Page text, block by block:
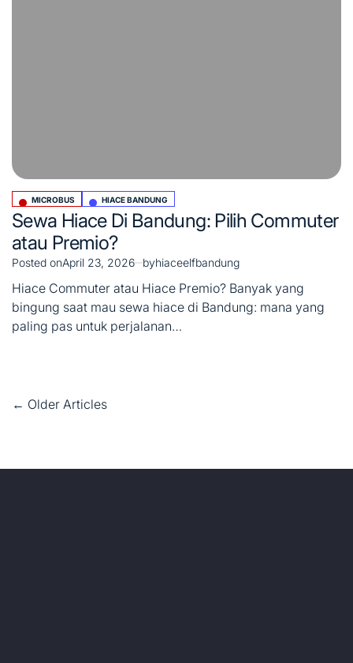
Posted
in
MICROBUS HIACE BANDUNG
Sewa Hiace Di Bandung: Pilih Commuter
atau Premio?
Posted onApril 23, 2026 byhiaceelfbandung
Hiace Commuter atau Hiace Premio? Banyak yang
bingung saat mau sewa hiace di Bandung: mana yang
paling pas untuk perjalanan…
Posts
← Older Articles